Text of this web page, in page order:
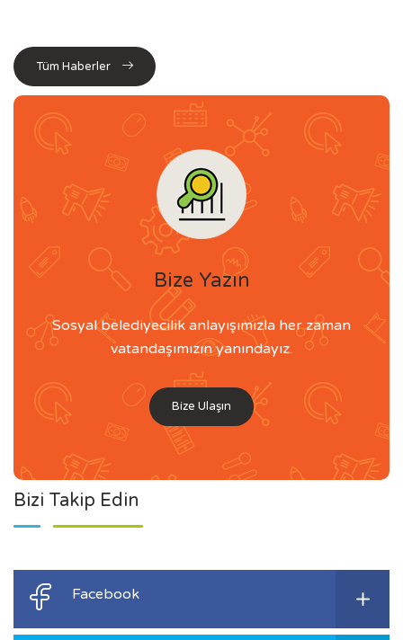
Tüm Haberler
Bize Yazın
Sosyal belediyecilik anlayışımızla her zaman
vatandaşımızın yanındayız.
Bize Ulaşın
Bizi Takip Edin
Facebook